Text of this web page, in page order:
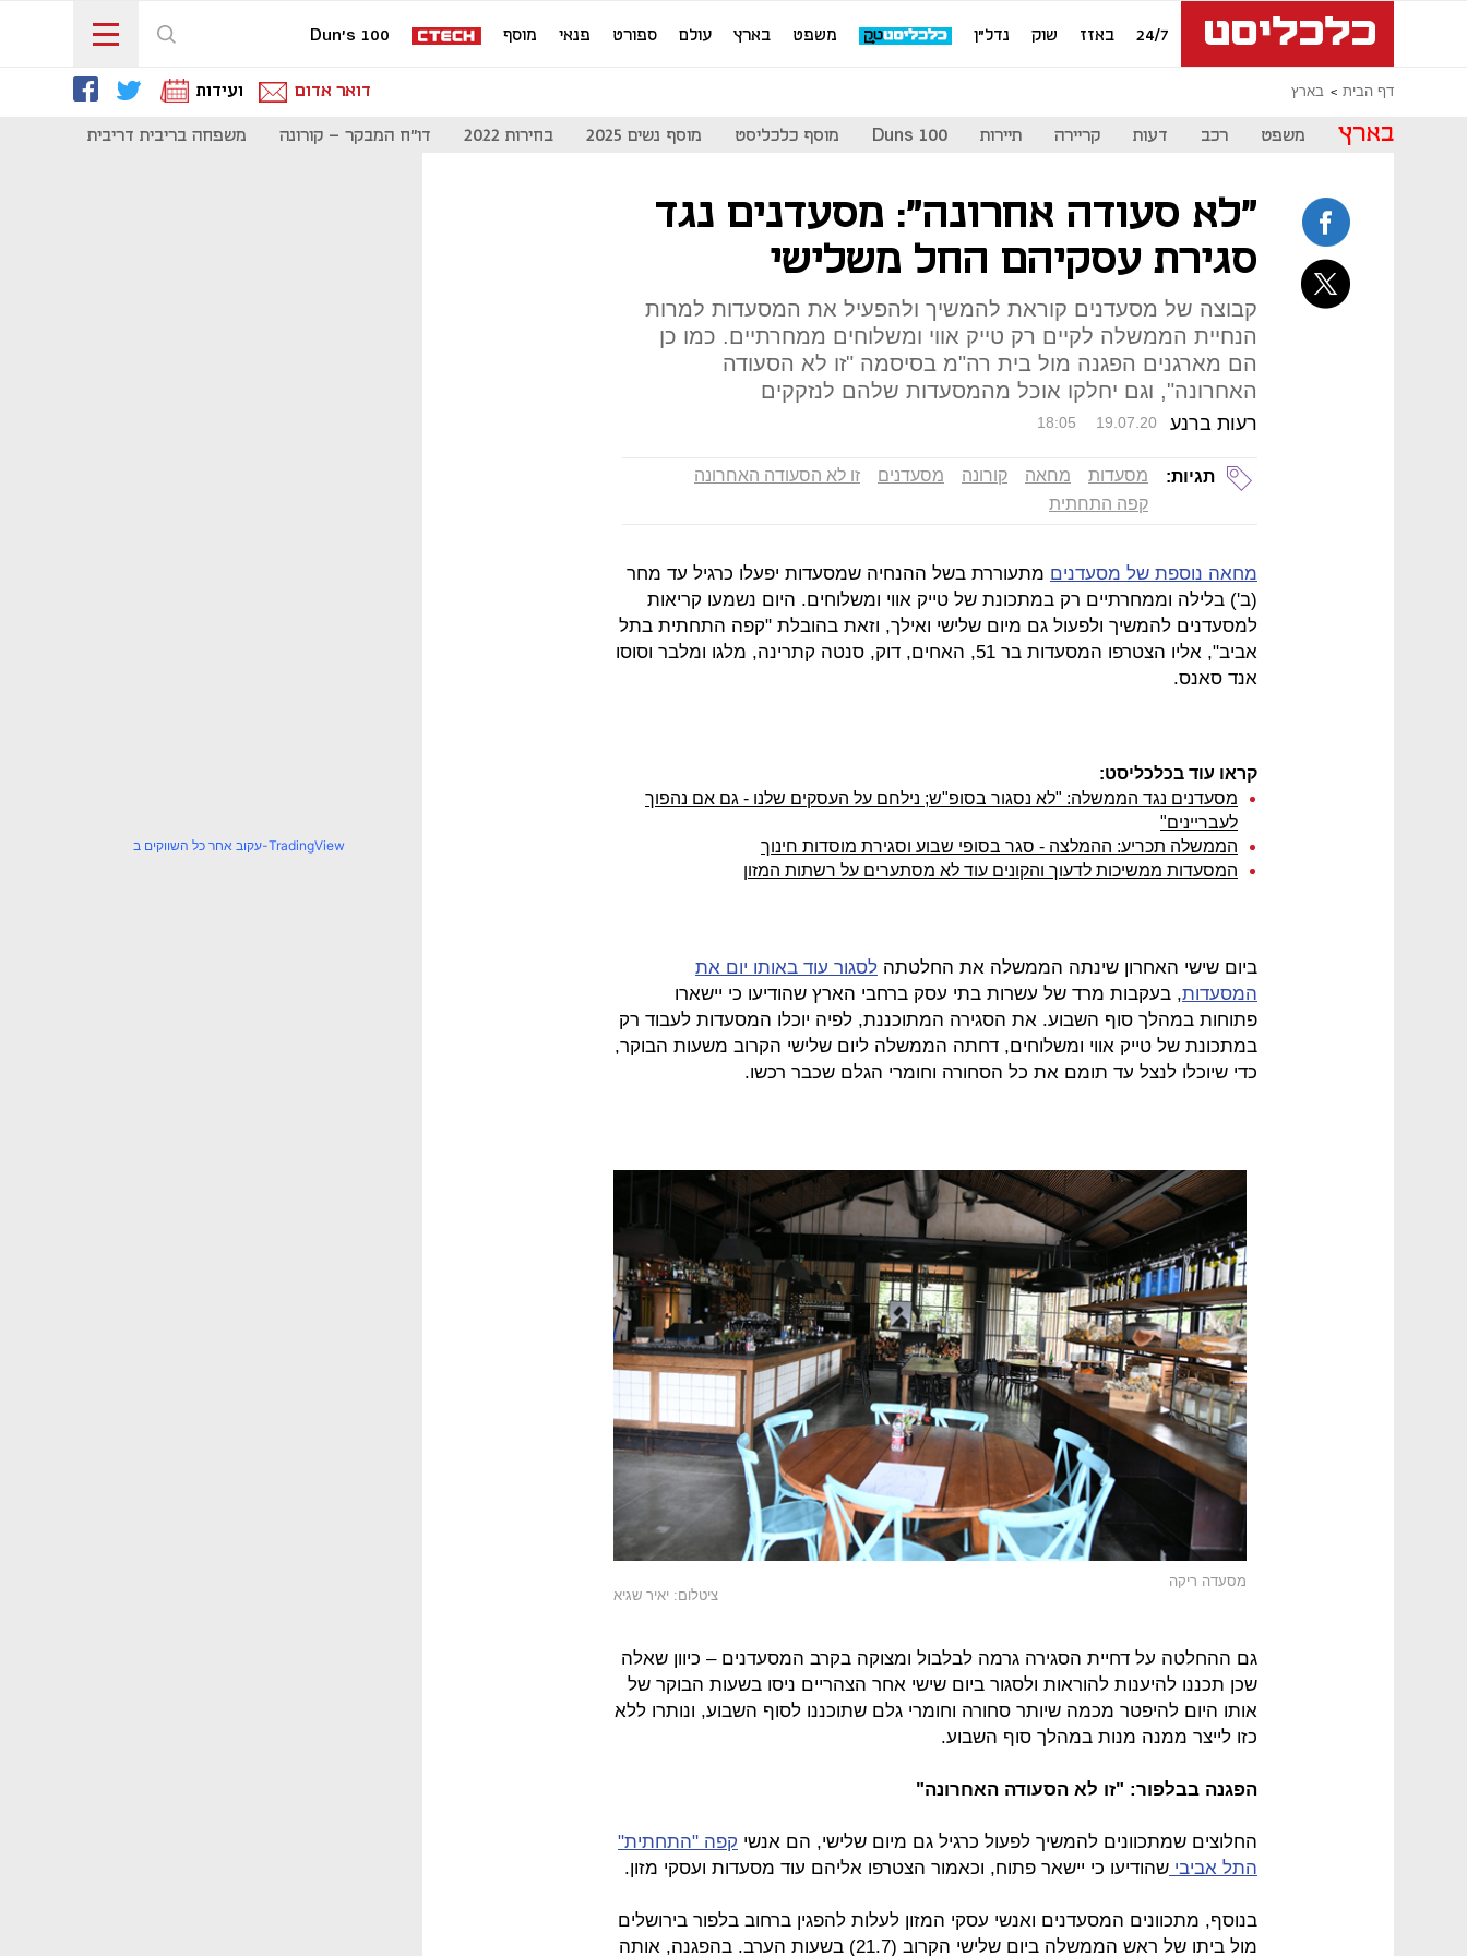
24/7 באזז שוק נדל"ן משפט בארץ עולם ספורט פנאי מוסף Dun's 100
דף הבית בארץ דואר אדום ועידות
בארץ משפט רכב דעות קריירה תיירות Duns 100 מוסף כלכליסט מוסף נשים 2025 בחירות 2022 דו"ח המבקר - קורונה משפחה בריבית דריבית
"לא סעודה אחרונה": מסעדנים נגד
סגירת עסקיהם החל משלישי
קבוצה של מסעדנים קוראת להמשיך ולהפעיל את המסעדות למרות
הנחיית הממשלה לקיים רק טייק אווי ומשלוחים ממחרתיים. כמו כן
הם מארגנים הפגנה מול בית רה"מ בסיסמה "זו לא הסעודה
האחרונה", וגם יחלקו אוכל מהמסעדות שלהם לנזקקים
רעות ברנע 18:05 19.07.20
תגיות: מסעדות מחאה קורונה מסעדנים
זו לא הסעודה האחרונה
קפה התחתית
מחאה נוספת של מסעדנים מתעוררת בשל ההנחיה שמסעדות יפעלו כרגיל עד מחר
(ב') בלילה וממחרתיים רק במתכונת של טייק אווי ומשלוחים. היום נשמעו קריאות
למסעדנים להמשיך ולפעול גם מיום שלישי ואילך, וזאת בהובלת "קפה התחתית בתל
אביב", אליו הצטרפו המסעדות בר 51, האחים, דוק, סנטה קתרינה, מלגו ומלבר וסוסו
אנד סאנס.
קראו עוד בכלכליסט:
מסעדנים נגד הממשלה: "לא נסגור בסופ"ש; נילחם על העסקים שלנו - גם אם נהפוך
לעבריינים"
הממשלה תכריע: ההמלצה - סגר בסופי שבוע וסגירת מוסדות חינוך
המסעדות ממשיכות לדעוך והקונים עוד לא מסתערים על רשתות המזון
ביום שישי האחרון שינתה הממשלה את החלטתה לסגור עוד באותו יום את
המסעדות, בעקבות מרד של עשרות בתי עסק ברחבי הארץ שהודיעו כי יישארו
פתוחות במהלך סוף השבוע. את הסגירה המתוכננת, לפיה יוכלו המסעדות לעבוד רק
במתכונת של טייק אווי ומשלוחים, דחתה הממשלה ליום שלישי הקרוב משעות הבוקר,
כדי שיוכלו לנצל עד תומם את כל הסחורה וחומרי הגלם שכבר רכשו.
מסעדה ריקה
ציטלום: יאיר שגיא
גם ההחלטה על דחיית הסגירה גרמה לבלבול ומצוקה בקרב המסעדנים – כיוון שאלה
שכן תכננו להיענות להוראות ולסגור ביום שישי אחר הצהריים ניסו בשעות הבוקר של
אותו היום להיפטר מכמה שיותר סחורה וחומרי גלם שתוכננו לסוף השבוע, ונותרו ללא
כזו לייצר ממנה מנות במהלך סוף השבוע.
הפגנה בבלפור: "זו לא הסעודה האחרונה"
החלוצים שמתכוונים להמשיך לפעול כרגיל גם מיום שלישי, הם אנשי קפה "התחתית"
התל אביבי שהודיעו כי יישאר פתוח, וכאמור הצטרפו אליהם עוד מסעדות ועסקי מזון.
בנוסף, מתכוונים המסעדנים ואנשי עסקי המזון לעלות להפגין ברחוב בלפור בירושלים
מול ביתו של ראש הממשלה ביום שלישי הקרוב (21.7) בשעות הערב. בהפגנה, אותה
עקוב אחר כל השווקים ב-TradingView